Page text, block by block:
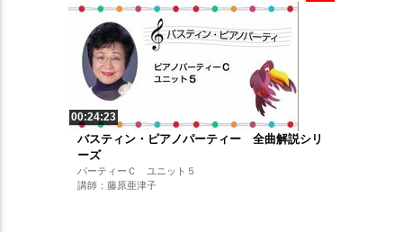
00:24:23
バスティン・ピアノパーティー 全曲解説シリ
ーズ
パーティーＣ ユニット５
講師：藤原亜津子